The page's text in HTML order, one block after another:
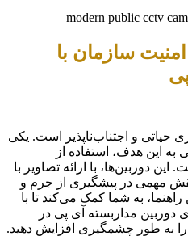
سازمان با
حیاتی و اجتناب‌ناپذیر است. یکی
به این هدف، استفاده از
دوربین‌ها، با ارائه تصاویر با
نقش مهمی در پیشگیری از جرم و
به شما کمک می‌کند تا با
مداربسته آی پی در
به طور چشمگیری افزایش دهید.